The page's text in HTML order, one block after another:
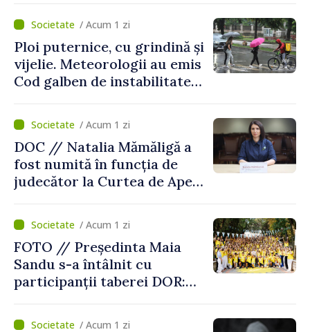
/ Acum 1 zi
Ploi puternice, cu grindină și
vijelie. Meteorologii au emis
Cod galben de instabilitate
/ Acum 1 zi
DOC // Natalia Mămăligă a
fost numită în funcția de
judecător la Curtea de Apel
/ Acum 1 zi
FOTO // Președinta Maia
Sandu s-a întâlnit cu
participanții taberei DOR:
noastră rămâne puternică”
/ Acum 1 zi